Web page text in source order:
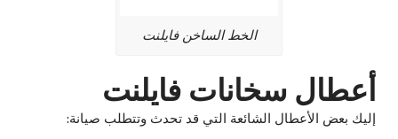
الخط الساخن فايلنت
أعطال سخانات فايلنت
إليك بعض الأعطال الشائعة التي قد تحدث وتتطلب صيانة: